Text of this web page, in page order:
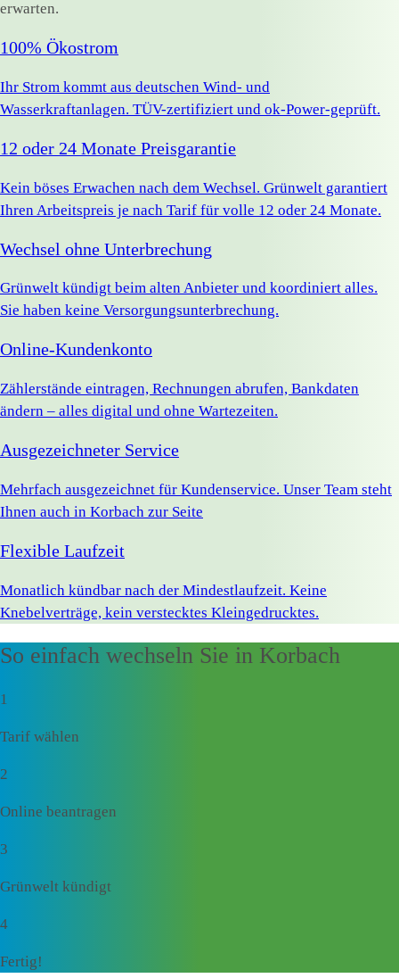
erwarten.
100% Ökostrom
Ihr Strom kommt aus deutschen Wind- und
Wasserkraftanlagen. TÜV-zertifiziert und ok-Power-geprüft.
12 oder 24 Monate Preisgarantie
Kein böses Erwachen nach dem Wechsel. Grünwelt garantiert
Ihren Arbeitspreis je nach Tarif für volle 12 oder 24 Monate.
Wechsel ohne Unterbrechung
Grünwelt kündigt beim alten Anbieter und koordiniert alles.
Sie haben keine Versorgungsunterbrechung.
Online-Kundenkonto
Zählerstände eintragen, Rechnungen abrufen, Bankdaten
ändern – alles digital und ohne Wartezeiten.
Ausgezeichneter Service
Mehrfach ausgezeichnet für Kundenservice. Unser Team steht
Ihnen auch in Korbach zur Seite
Flexible Laufzeit
Monatlich kündbar nach der Mindestlaufzeit. Keine
Knebelverträge, kein verstecktes Kleingedrucktes.
So einfach wechseln Sie in Korbach
1
Tarif wählen
2
Online beantragen
3
Grünwelt kündigt
4
Fertig!